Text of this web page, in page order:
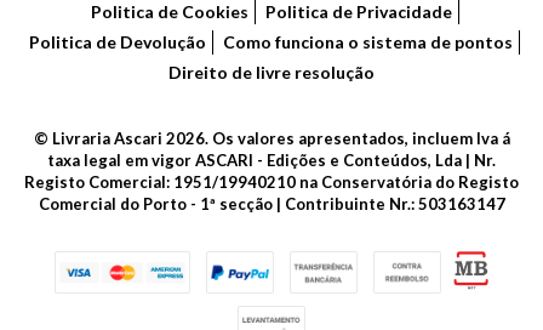
Politica de Cookies
Politica de Privacidade
Politica de Devolução
Como funciona o sistema de pontos
Direito de livre resolução
© Livraria Ascari 2026. Os valores apresentados, incluem Iva á
taxa legal em vigor ASCARI - Edições e Conteúdos, Lda | Nr.
Registo Comercial: 1951/19940210 na Conservatória do Registo
Comercial do Porto - 1ª secção | Contribuinte Nr.: 503163147